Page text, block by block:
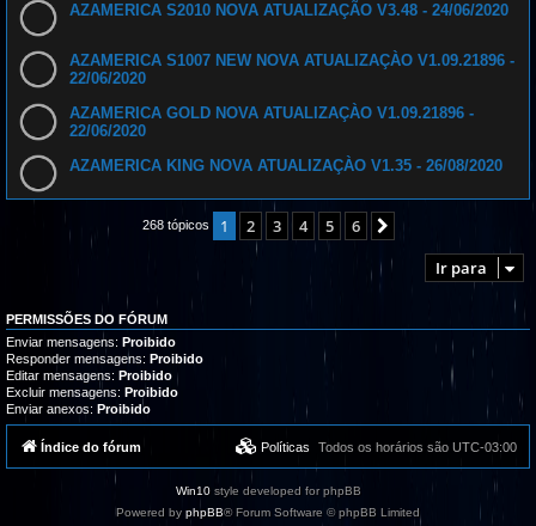
AZAMERICA S2010 NOVA ATUALIZAÇÃO V3.48 - 24/06/2020
AZAMERICA S1007 NEW NOVA ATUALIZAÇÀO V1.09.21896 -
22/06/2020
AZAMERICA GOLD NOVA ATUALIZAÇÀO V1.09.21896 -
22/06/2020
AZAMERICA KING NOVA ATUALIZAÇÀO V1.35 - 26/08/2020
268 tópicos 1 2 3 4 5 6
Próximo
Ir para
PERMISSÕES DO FÓRUM
Enviar mensagens: Proibido
Responder mensagens: Proibido
Editar mensagens: Proibido
Excluir mensagens: Proibido
Enviar anexos: Proibido
Índice do fórum Todos os horários são UTC-03:00
Políticas
Win10style developed for phpBB
Powered by phpBB® Forum Software © phpBB Limited